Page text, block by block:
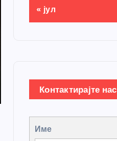
« јул
Контактирајте нас
Име